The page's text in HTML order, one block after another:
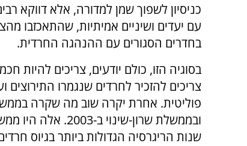
כניסיון לשפוך שמן למדורה, אלא דווקא
עם יעדים ושיניים אמיתיות, שהתאכזבו
בחדרים הסגורים עם ההנהגה החרדית.
בסוגיה הזו, כולם יודעים, צריכים להיות
צריכים להזכיר לחרדים שנגמרו
ובממשלת שרון-
שנות הריגרסיה הגדולות ביותר בגיוס